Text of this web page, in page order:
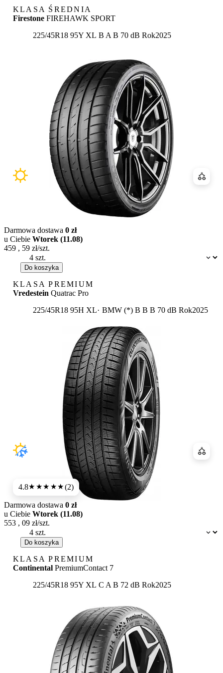
KLASA ŚREDNIA
Firestone FIREHAWK SPORT
225/45R18 95Y XL Etykieta:
B A B 70 dB Rok2025
Dostępność:
Darmowa dostawa 0 zł
u Ciebie Wtorek (11.08)
459 , 59 zł/szt.
Do koszyka
KLASA PREMIUM
Vredestein Quatrac Pro
225/45R18 95H XL
BMW (*) Etykieta:
B B B 70 dB Rok2025
4.8★★★★★(2)
Dostępność:
Darmowa dostawa 0 zł
u Ciebie Wtorek (11.08)
553 , 09 zł/szt.
Do koszyka
KLASA PREMIUM
Continental PremiumContact 7
225/45R18 95Y XL Etykieta:
C A B 72 dB Rok2025